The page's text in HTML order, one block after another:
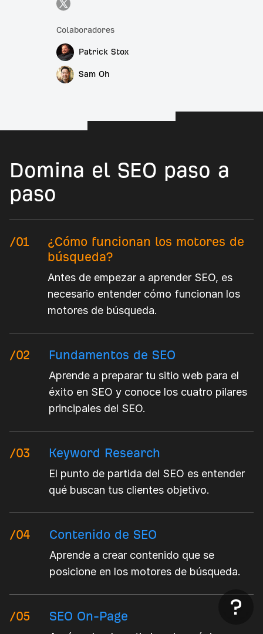
Colaboradores
Patrick Stox
Sam Oh
Domina el SEO paso a
paso
/01
¿Cómo funcionan los motores de
búsqueda?
Antes de empezar a aprender SEO, es
necesario entender cómo funcionan los
motores de búsqueda.
/02 Fundamentos de SEO
Aprende a preparar tu sitio web para el
éxito en SEO y conoce los cuatro pilares
principales del SEO.
/03 Keyword Research
El punto de partida del SEO es entender
qué buscan tus clientes objetivo.
/04 Contenido de SEO
Aprende a crear contenido que se
posicione en los motores de búsqueda.
/05 SEO On-Page